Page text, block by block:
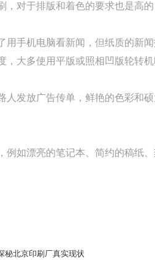
对于排版和着色的要求也是高的
用手机电脑看新闻，但纸质的新
大多使用平版或照相凹版轮转机
人发放广告传单，鲜艳的色彩和
例如漂亮的笔记本、简约的稿纸
秘北京印刷厂真实现状